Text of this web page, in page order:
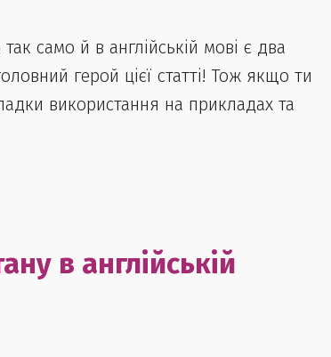
само й в англійській мові є два
герой цієї статті! Тож якщо ти
використання на прикладах та
в англійській